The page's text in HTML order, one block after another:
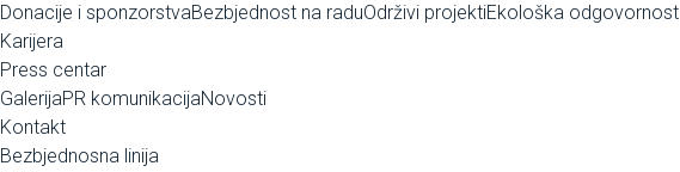
Donacije i sponzorstvaBezbjednost na raduOdrživi projektiEkološka odgovornost
Karijera
Press centar
GalerijaPR komunikacijaNovosti
Kontakt
Bezbjednosna linija